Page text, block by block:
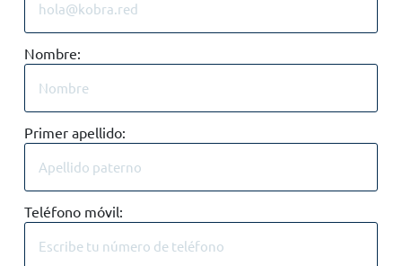
Nombre:
Primer apellido:
Teléfono móvil: